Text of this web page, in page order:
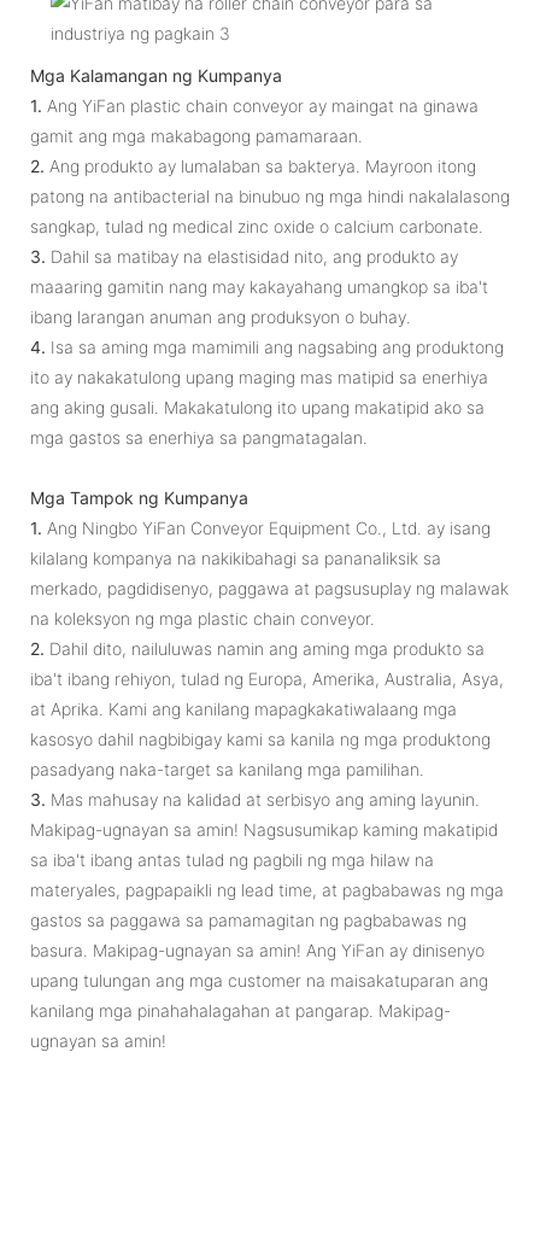
Mga Kalamangan ng Kumpanya
1. Ang YiFan plastic chain conveyor ay maingat na ginawa
gamit ang mga makabagong pamamaraan.
2. Ang produkto ay lumalaban sa bakterya. Mayroon itong
patong na antibacterial na binubuo ng mga hindi nakalalasong
sangkap, tulad ng medical zinc oxide o calcium carbonate.
3. Dahil sa matibay na elastisidad nito, ang produkto ay
maaaring gamitin nang may kakayahang umangkop sa iba't
ibang larangan anuman ang produksyon o buhay.
4. Isa sa aming mga mamimili ang nagsabing ang produktong
ito ay nakakatulong upang maging mas matipid sa enerhiya
ang aking gusali. Makakatulong ito upang makatipid ako sa
mga gastos sa enerhiya sa pangmatagalan.
Mga Tampok ng Kumpanya
1. Ang Ningbo YiFan Conveyor Equipment Co., Ltd. ay isang
kilalang kompanya na nakikibahagi sa pananaliksik sa
merkado, pagdidisenyo, paggawa at pagsusuplay ng malawak
na koleksyon ng mga plastic chain conveyor.
2. Dahil dito, nailuluwas namin ang aming mga produkto sa
iba't ibang rehiyon, tulad ng Europa, Amerika, Australia, Asya,
at Aprika. Kami ang kanilang mapagkakatiwalaang mga
kasosyo dahil nagbibigay kami sa kanila ng mga produktong
pasadyang naka-target sa kanilang mga pamilihan.
3. Mas mahusay na kalidad at serbisyo ang aming layunin.
Makipag-ugnayan sa amin! Nagsusumikap kaming makatipid
sa iba't ibang antas tulad ng pagbili ng mga hilaw na
materyales, pagpapaikli ng lead time, at pagbabawas ng mga
gastos sa paggawa sa pamamagitan ng pagbabawas ng
basura. Makipag-ugnayan sa amin! Ang YiFan ay dinisenyo
upang tulungan ang mga customer na maisakatuparan ang
kanilang mga pinahahalagahan at pangarap. Makipag-
ugnayan sa amin!